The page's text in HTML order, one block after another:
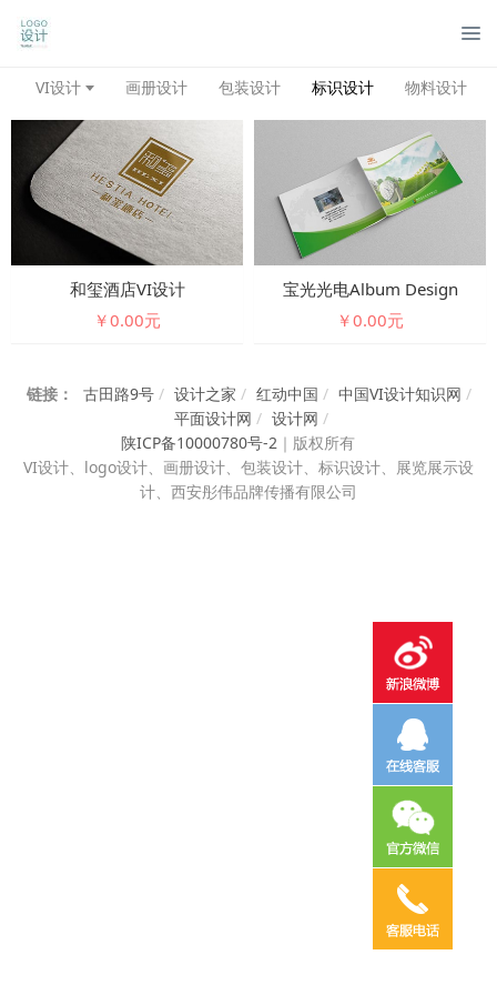
VI设计 画册设计 包装设计 标识设计 物料设计
和玺酒店VI设计
￥0.00元
宝光光电Album Design
￥0.00元
链接： 古田路9号 / 设计之家 / 红动中国 / 中国VI设计知识网 /
平面设计网 / 设计网 /
陕ICP备10000780号-2 ｜ 版权所有
VI设计、 logo设计、画册设计、包装设计、标识设计、展览展示设
计、西安彤伟品牌传播有限公司